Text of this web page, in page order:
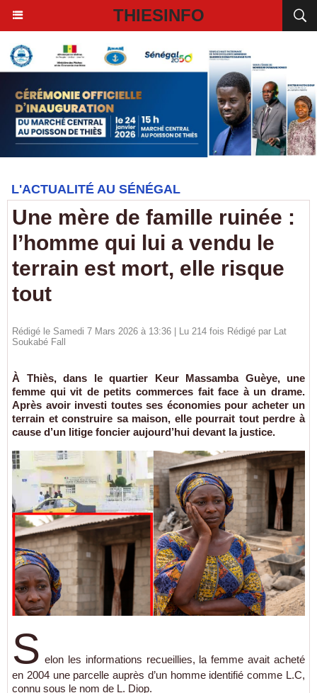
THIESINFO
L'ACTUALITÉ AU SÉNÉGAL
Une mère de famille ruinée :
l’homme qui lui a vendu le
terrain est mort, elle risque
tout
Rédigé le Samedi 7 Mars 2026 à 13:36 | Lu 214 fois Rédigé par Lat
Soukabé Fall
À Thiès, dans le quartier Keur Massamba Guèye, une
femme qui vit de petits commerces fait face à un drame.
Après avoir investi toutes ses économies pour acheter un
terrain et construire sa maison, elle pourrait tout perdre à
cause d’un litige foncier aujourd’hui devant la justice.
S elon les informations recueillies, la femme avait acheté
en 2004 une parcelle auprès d’un homme identifié comme L.C,
connu sous le nom de L. Diop.